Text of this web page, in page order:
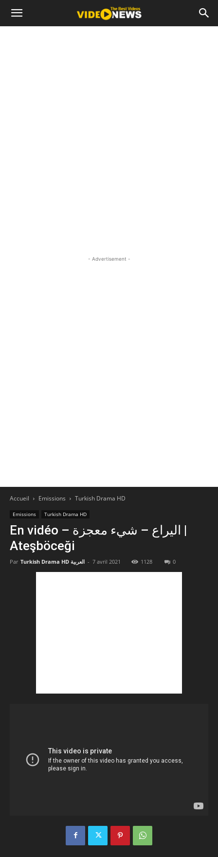
- Advertisement -
Accueil Emissions Turkish Drama HD
Emissions Turkish Drama HD
En vidéo – اليراع – شيء معجزة |
Ateşböceği
Par Turkish Drama HD العربية - 7 avril 2021 1128 0